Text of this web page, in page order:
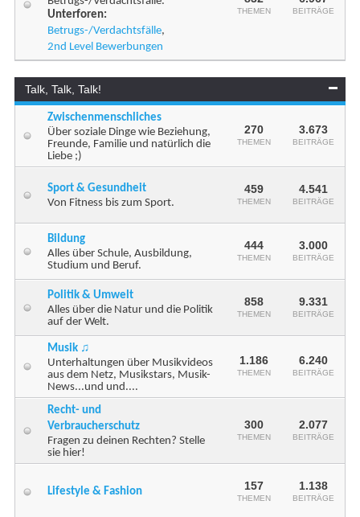
Unterforen:
Betrugs-/Verdachtsfälle,
2nd Level Bewerbungen
THEMEN BEITRÄGE
Talk, Talk, Talk!
Zwischenmenschliches
Über soziale Dinge wie Beziehung,
Freunde, Familie und natürlich die
Liebe ;)
270
THEMEN
3.673
BEITRÄGE
Sport & Gesundheit
Von Fitness bis zum Sport.
459
THEMEN
4.541
BEITRÄGE
Bildung
Alles über Schule, Ausbildung,
Studium und Beruf.
444
THEMEN
3.000
BEITRÄGE
Politik & Umwelt
Alles über die Natur und die Politik
auf der Welt.
858
THEMEN
9.331
BEITRÄGE
Musik ♫
Unterhaltungen über Musikvideos
aus dem Netz, Musikstars, Musik-
News...und und....
1.186
THEMEN
6.240
BEITRÄGE
Recht- und
Verbraucherschutz
Fragen zu deinen Rechten? Stelle
sie hier!
300
THEMEN
2.077
BEITRÄGE
Lifestyle & Fashion 157
THEMEN
1.138
BEITRÄGE